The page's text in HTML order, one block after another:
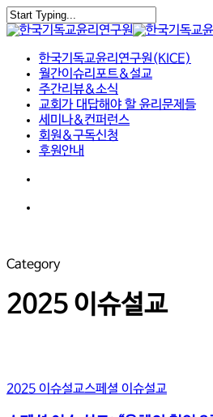
Skip
to
content
Close
search
Menu 한국기독교윤리연구원(KICE)
월간이슈리포트&설교
주간리뷰&소식
교회가 대답해야 할 윤리문제들
세미나&컨퍼런스
회원&구독신청
후원안내
Category
2025 이슈설교
스
2025 이슈설교스페셜 이슈설교